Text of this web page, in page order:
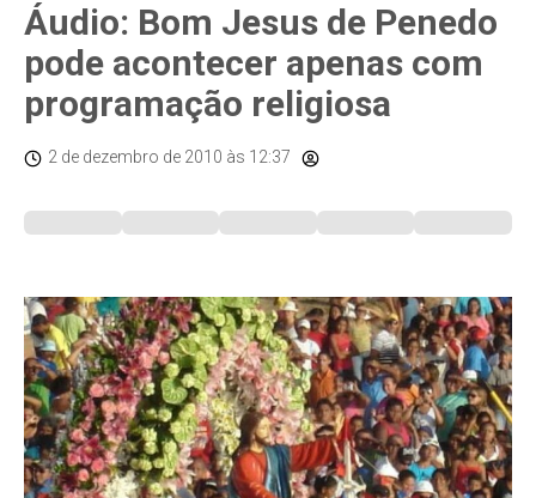
Áudio: Bom Jesus de Penedo
pode acontecer apenas com
programação religiosa
2 de dezembro de 2010 às 12:37